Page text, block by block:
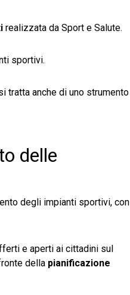
realizzata da Sport e Salute.
sportivi.
tratta anche di uno strumento
delle
degli impianti sportivi, con
e aperti ai cittadini sul
della pianificazione